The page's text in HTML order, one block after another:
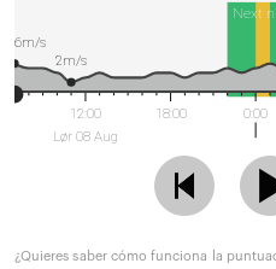
Next
12:00
Lør 08 Aug
18:00 0:00
6m/s
2m/s
¿Quieres saber cómo funciona la